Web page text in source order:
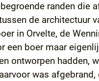
randen die
de
in Orvelte, de
een boer maar
ontworpen
was